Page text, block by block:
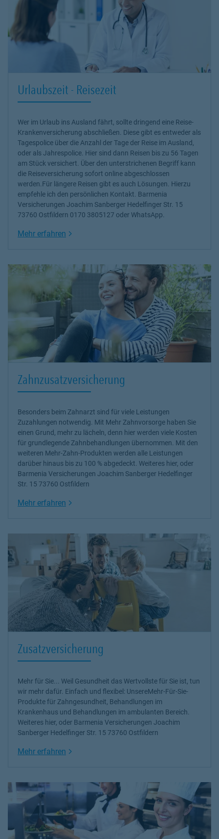
Urlaubszeit - Reisezeit
Wer im Urlaub ins Ausland fährt, sollte dringend eine Reise-
Krankenversicherung abschließen. Diese gibt es entweder als
Tagespolice über die Anzahl der Tage der Reise im Ausland,
oder als Jahrespolice. Hier sind dann Reisen bis zu 56 Tagen
am Stück versichert. Über den unterstrichenen Begriff kann
die Reiseversicherung sofort online abgeschlossen
werden.Für längere Reisen gibt es auch Lösungen. Hierzu
empfehle ich den persönlichen Kontakt. Barmenia
Versicherungen Joachim Sanberger Hedelfinger Str. 15
73760 Ostfildern 0170 3805127 oder WhatsApp.
Mehr erfahren Link Opens in New Tab
Zahnzusatzversicherung
Besonders beim Zahnarzt sind für viele Leistungen
Zuzahlungen notwendig. Mit Mehr Zahnvorsorge haben Sie
einen Grund, mehr zu lächeln, denn hier werden viele Kosten
für grundlegende Zahnbehandlungen übernommen. Mit den
weiteren Mehr-Zahn-Produkten werden alle Leistungen
darüber hinaus bis zu 100 % abgedeckt. Weiteres hier, oder
Barmenia Versicherungen Joachim Sanberger Hedelfinger
Str. 15 73760 Ostfildern
Mehr erfahren Link Opens in New Tab
Zusatzversicherung
Mehr für Sie... Weil Gesundheit das Wertvollste für Sie ist, tun
wir mehr dafür. Einfach und flexibel: UnsereMehr-Für-Sie-
Produkte für Zahngesundheit, Behandlungen im
Krankenhaus und Behandlungen im ambulanten Bereich
Weiteres hier, oder Barmenia Versicherungen Joachim
Sanberger Hedelfinger Str. 15 73760 Ostfildern
Mehr erfahren Link Opens in New Tab